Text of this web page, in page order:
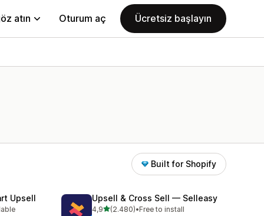
atın Oturum aç Ücretsiz başlayın
Built for Shopify
Upsell Upsell & Cross Sell — Selleasy
4,95 yıldız üzerinden
(2.480)
toplam 2480 değerlendirme
•Free to install